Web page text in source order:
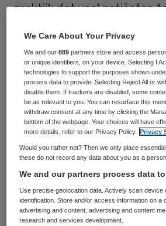
praktijk dat veel patiënten
maken wat er aan de hand
het risico geen goede zorg
die reden neemt het UMC
kosten voortaan voor eigen
Onbekende talen
Het UMC Utrecht is om en
honderdduizend euro per
tolken en vertalers. Die
kleine duizend uur om
We Care About Your Privacy
We and our889 partners store and access
or unique identifiers, on your device. Selecting I
technologies to support the purposes shown
process data to provide. Selecting Reject All or
disable them. If trackers are disabled, some
be as relevant to you. You can resurface this
withdraw consent at any time by clicking the
bottom of the webpage. Your choices will have
more details, refer to our Privacy Policy.
Privacy
Would you rather not? Then we only place
these do not record any data about you as a person
We and our partners process data
Use precise geolocation data. Actively scan
identification. Store and/or access information on a
advertising and content, advertising and content
research and services development.